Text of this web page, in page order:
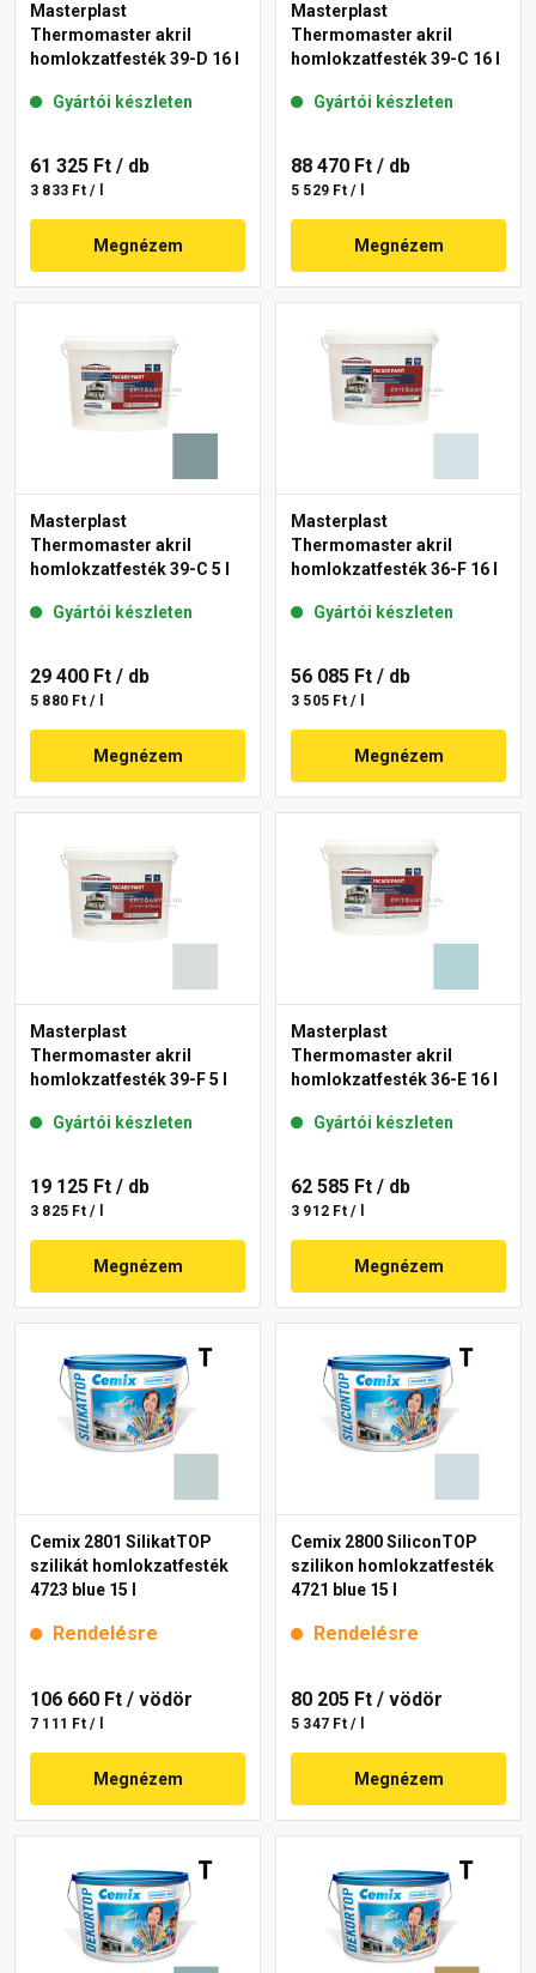
Masterplast
Thermomaster akril
homlokzatfesték 39-D 16 l
Gyártói készleten
61 325 Ft / db
3 833 Ft / l
Megnézem
Masterplast
Thermomaster akril
homlokzatfesték 39-C 16 l
Gyártói készleten
88 470 Ft / db
5 529 Ft / l
Megnézem
Masterplast
Thermomaster akril
homlokzatfesték 39-C 5 l
Gyártói készleten
29 400 Ft / db
5 880 Ft / l
Megnézem
Masterplast
Thermomaster akril
homlokzatfesték 36-F 16 l
Gyártói készleten
56 085 Ft / db
3 505 Ft / l
Megnézem
Masterplast
Thermomaster akril
homlokzatfesték 39-F 5 l
Gyártói készleten
19 125 Ft / db
3 825 Ft / l
Megnézem
Masterplast
Thermomaster akril
homlokzatfesték 36-E 16 l
Gyártói készleten
62 585 Ft / db
3 912 Ft / l
Megnézem
Cemix 2801 SilikatTOP
szilikát homlokzatfesték
4723 blue 15 l
Rendelésre
106 660 Ft / vödör
7 111 Ft / l
Megnézem
Cemix 2800 SiliconTOP
szilikon homlokzatfesték
4721 blue 15 l
Rendelésre
80 205 Ft / vödör
5 347 Ft / l
Megnézem